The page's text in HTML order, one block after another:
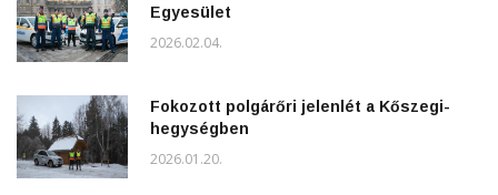
Egyesület
2026.02.04.
Fokozott polgárőri jelenlét a Kőszegi-
hegységben
2026.01.20.